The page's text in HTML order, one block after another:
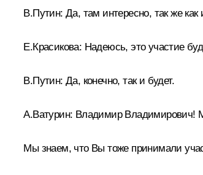
В.Путин: Да, там интересно, так же
Е.Красикова: Надеюсь, это участие
В.Путин: Да, конечно, так и будет.
А.Ватурин: Владимир Владимирович!
Мы знаем, что Вы тоже принимали